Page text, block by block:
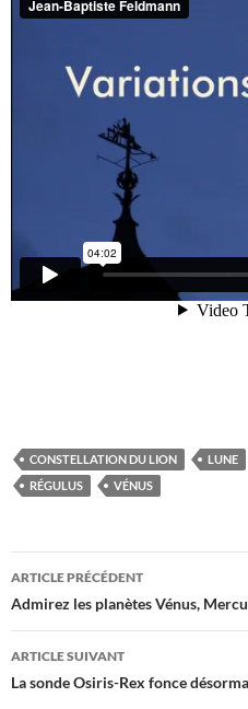
CONSTELLATION DU LION LUNE
RÉGULUS
VÉNUS
Navigation
des
articles
ARTICLE PRÉCÉDENT
Admirez les planètes Vénus,
ARTICLE SUIVANT
La sonde Osiris-Rex fonce